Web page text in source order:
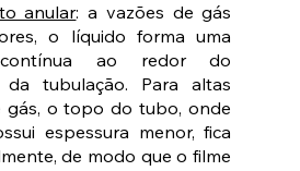
anular: a vazões de gás
o líquido forma uma
ao redor do
da tubulação. Para altas
gás, o topo do tubo, onde
espessura menor, fica
de modo que o filme